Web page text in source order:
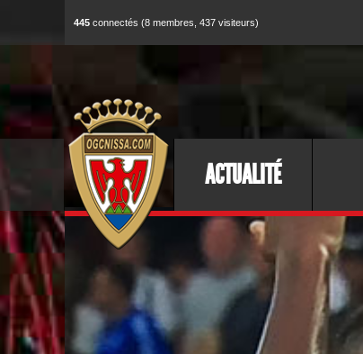
445 connectés (8 membres, 437 visiteurs)
ACTUALITÉ